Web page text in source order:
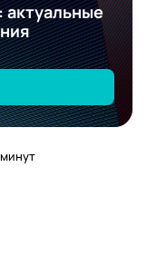
актуальные